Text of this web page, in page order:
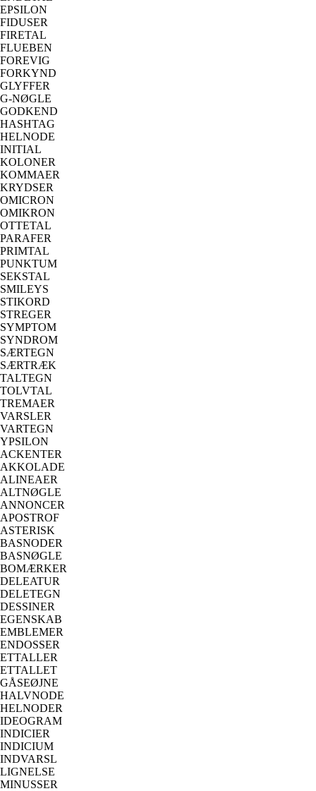
EPSILON
FIDUSER
FIRETAL
FLUEBEN
FOREVIG
FORKYND
GLYFFER
G-NØGLE
GODKEND
HASHTAG
HELNODE
INITIAL
KOLONER
KOMMAER
KRYDSER
OMICRON
OMIKRON
OTTETAL
PARAFER
PRIMTAL
PUNKTUM
SEKSTAL
SMILEYS
STIKORD
STREGER
SYMPTOM
SYNDROM
SÆRTEGN
SÆRTRÆK
TALTEGN
TOLVTAL
TREMAER
VARSLER
VARTEGN
YPSILON
ACKENTER
AKKOLADE
ALINEAER
ALTNØGLE
ANNONCER
APOSTROF
ASTERISK
BASNODER
BASNØGLE
BOMÆRKER
DELEATUR
DELETEGN
DESSINER
EGENSKAB
EMBLEMER
ENDOSSER
ETTALLER
ETTALLET
GÅSEØJNE
HALVNODE
HELNODER
IDEOGRAM
INDICIER
INDICIUM
INDVARSL
LIGNELSE
MINUSSER